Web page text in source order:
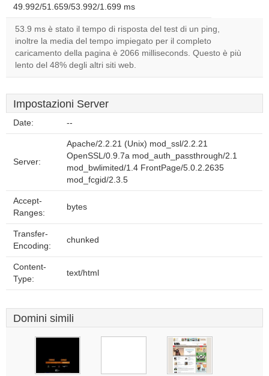
49.992/51.659/53.992/1.699 ms
53.9 ms è stato il tempo di risposta del test di un ping,
inoltre la media del tempo impiegato per il completo
caricamento della pagina è 2066 milliseconds. Questo è più
lento del 48% degli altri siti web.
Impostazioni Server
Date: --
Server:
Apache/2.2.21 (Unix) mod_ssl/2.2.21
OpenSSL/0.9.7a mod_auth_passthrough/2.1
mod_bwlimited/1.4 FrontPage/5.0.2.2635
mod_fcgid/2.3.5
Accept-
Ranges:
bytes
Transfer-
Encoding:
chunked
Content-
Type:
text/html
Domini simili